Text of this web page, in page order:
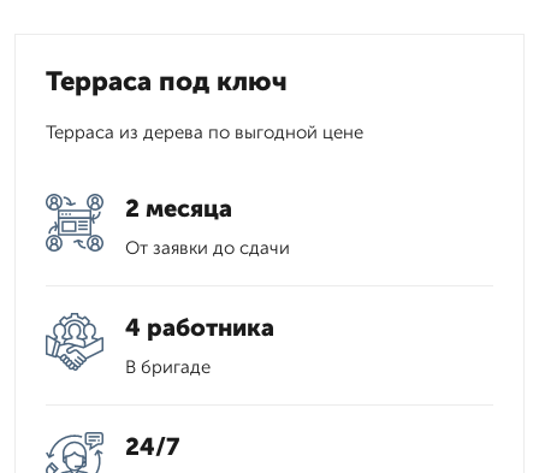
Терраса под ключ
Терраса из дерева по выгодной цене
2 месяца
От заявки до сдачи
4 работника
В бригаде
24/7